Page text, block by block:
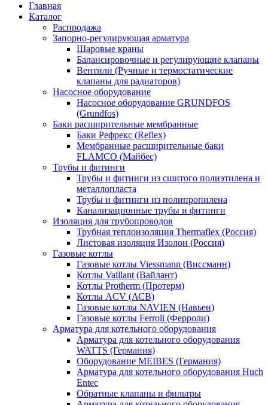
Главная
Каталог
Распродажа
Запорно-регулирующая арматура
Шаровые краны
Балансировочные и регулирующие клапаны
Вентили (Ручные и термостатические
клапаны для радиаторов)
Насосное оборудование
Насосное оборудование GRUNDFOS
(Grundfos)
Баки расширительные мембранные
Баки Рефрекс (Reflex)
Мембранные расширительные баки
FLAMCO (Майбес)
Трубы и фитинги
Трубы и фитинги из сшитого полиэтилена и
металлопласта
Трубы и фитинги из полипропилена
Канализационные трубы и фитинги
Изоляция для трубопроводов
Трубная теплоизоляция Thermaflex (Россия)
Листовая изоляция Изолон (Россия)
Газовые котлы
Газовые котлы Viessmann (Виссманн)
Котлы Vaillant (Вайлант)
Котлы Protherm (Протерм)
Котлы ACV (АСВ)
Газовые котлы NAVIEN (Навьен)
Газовые котлы Ferroli (Ферроли)
Арматура для котельного оборудования
Арматура для котельного оборудования
WATTS (Германия)
Оборудование MEIBES (Германия)
Арматура для котельного оборудования Huch
Entec
Обратные клапаны и фильтры